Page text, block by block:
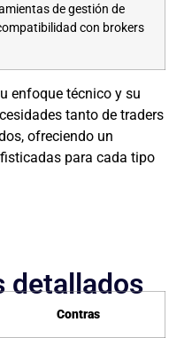
de gestión de
con brokers
enfoque técnico y su
tanto de traders
ofreciendo un
para cada tipo
detallados
Contras